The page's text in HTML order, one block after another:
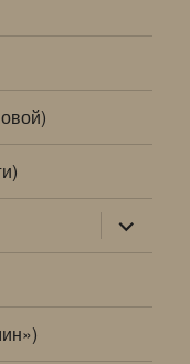
раскрыть
дочернее
меню